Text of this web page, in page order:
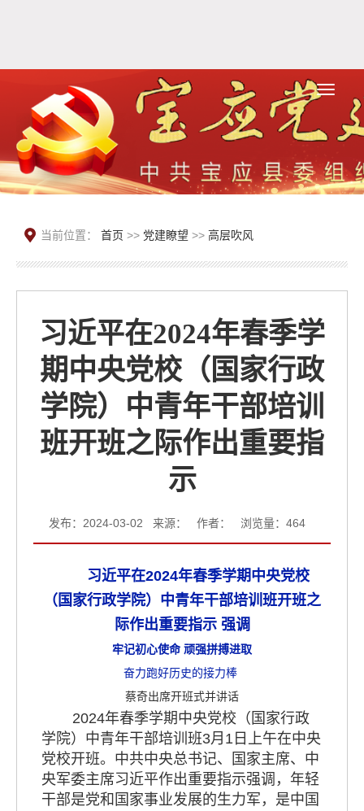
当前位置： 首页 >> 党建瞭望 >> 高层吹风
习近平在2024年春季学
期中央党校（国家行政
学院）中青年干部培训
班开班之际作出重要指
示
发布：2024-03-02 来源： 作者： 浏览量： 464
习近平在2024年春季学期中央党校
（国家行政学院）中青年干部培训班开班之
际作出重要指示 强调
牢记初心使命 顽强拼搏进取
奋力跑好历史的接力棒
蔡奇出席开班式并讲话
2024年春季学期中央党校（国家行政
学院）中青年干部培训班3月1日上午在中央
党校开班。中共中央总书记、国家主席、中
央军委主席习近平作出重要指示强调，年轻
干部是党和国家事业发展的生力军，是中国